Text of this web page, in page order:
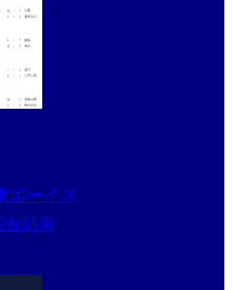
ボーイズ
結果